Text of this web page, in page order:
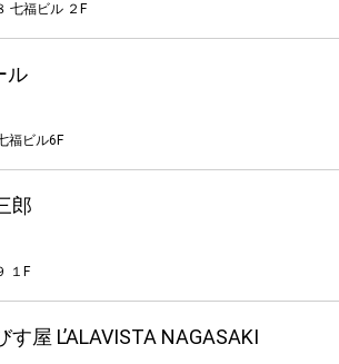
七福ビル ２F
ル
福ビル6F
郎
１F
屋 L’ALAVISTA NAGASAKI